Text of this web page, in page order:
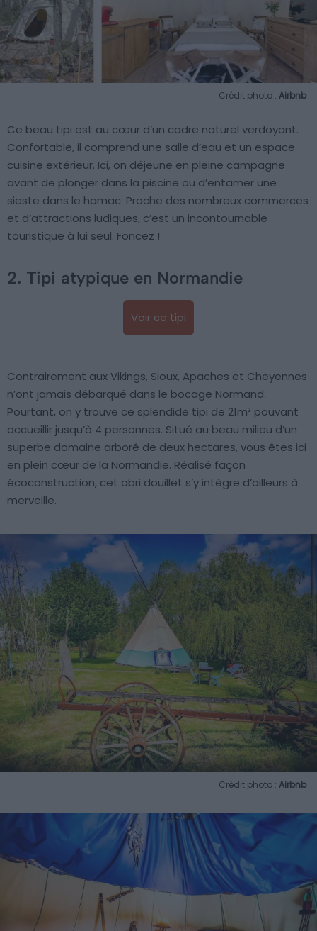
Crédit photo : Airbnb
Ce beau tipi est au cœur d’un cadre naturel verdoyant.
Confortable, il comprend une salle d’eau et un espace
cuisine extérieur. Ici, on déjeune en pleine campagne
avant de plonger dans la piscine ou d’entamer une
sieste dans le hamac. Proche des nombreux commerces
et d’attractions ludiques, c’est un incontournable
touristique à lui seul. Foncez !
2. Tipi atypique en Normandie
Voir ce tipi
Contrairement aux Vikings, Sioux, Apaches et Cheyennes
n’ont jamais débarqué dans le bocage Normand.
Pourtant, on y trouve ce splendide tipi de 21m² pouvant
accueillir jusqu’à 4 personnes. Situé au beau milieu d’un
superbe domaine arboré de deux hectares, vous êtes ici
en plein cœur de la Normandie. Réalisé façon
écoconstruction, cet abri douillet s’y intègre d’ailleurs à
merveille.
Crédit photo : Airbnb